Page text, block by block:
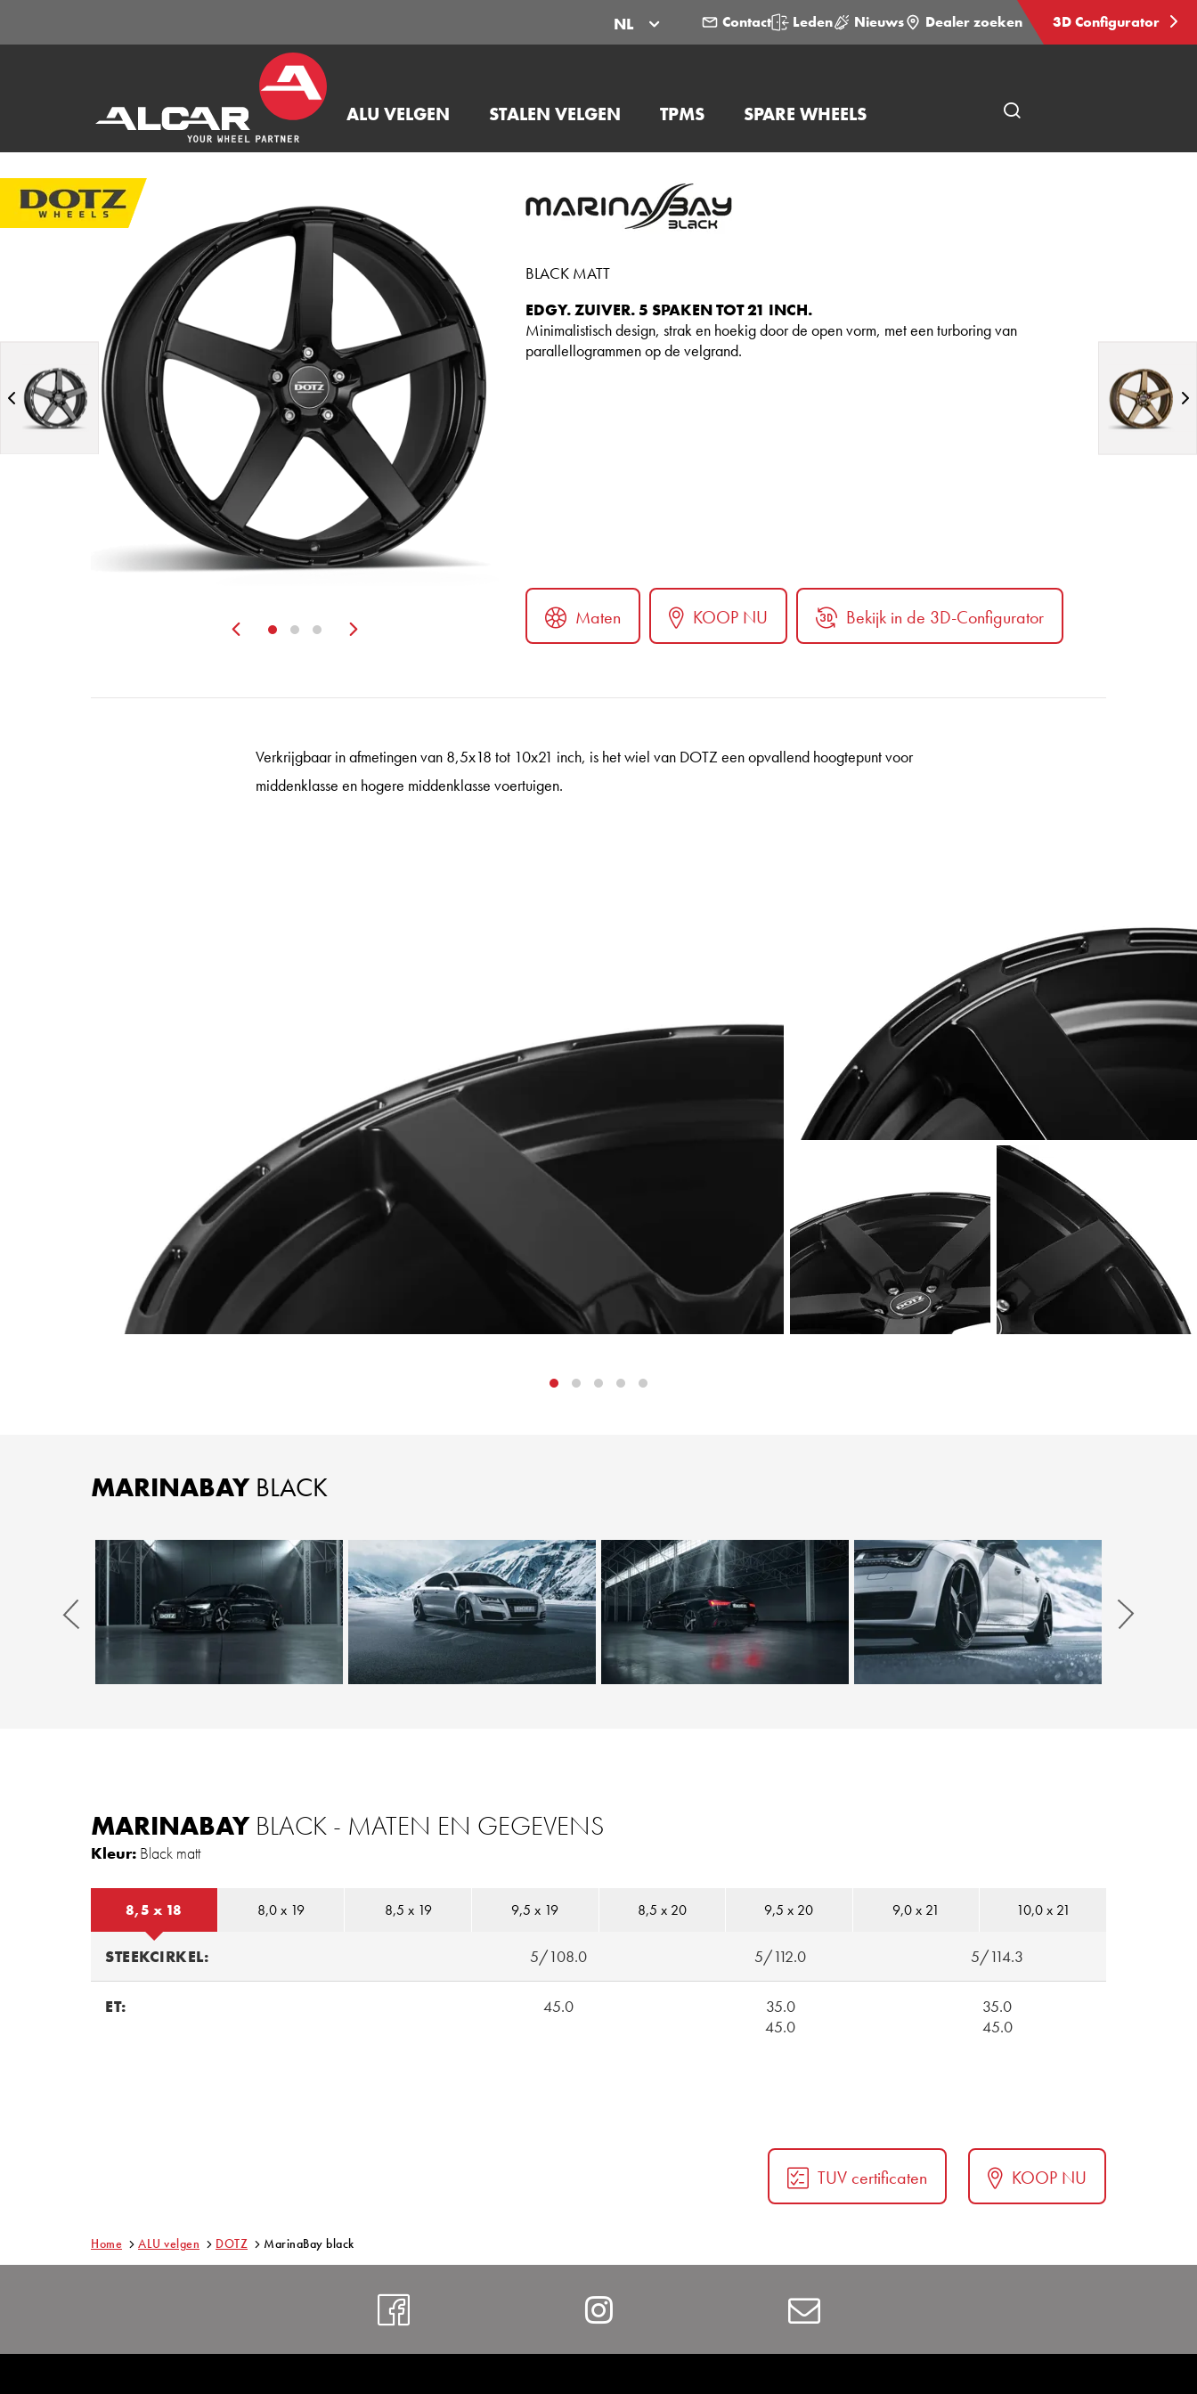
NL Contact Leden Nieuws Dealer zoeken 3D Configurator
ALU VELGEN STALEN VELGEN TPMS SPARE WHEELS
Zurück
BLACK MATT
EDGY. ZUIVER. 5 SPAKEN TOT 21 INCH.
Minimalistisch design, strak en hoekig door de open vorm, met een turboring van
parallellogrammen op de velgrand.
Maten KOOP NU Bekijk in de 3D-Configurator
Verkrijgbaar in afmetingen van 8,5x18 tot 10x21 inch, is het wiel van DOTZ een opvallend hoogtepunt voor
middenklasse en hogere middenklasse voertuigen.
MARINABAY BLACK
Zurück Weiter
MARINABAYBLACK - MATEN EN GEGEVENS
Kleur: Black matt
8,5 x 18 8,0 x 19 8,5 x 19 9,5 x 19 8,5 x 20 9,5 x 20 9,0 x 21 10,0 x 21
STEEKCIRKEL: 5/108.0 5/112.0 5/114.3
ET: 45.0
35.0
45.0
35.0
45.0
TUV certificaten KOOP NU
Home ALU velgen DOTZ MarinaBay black
Instagram Contact